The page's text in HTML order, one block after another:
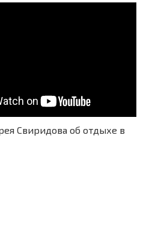
Свиридова об отдыхе в